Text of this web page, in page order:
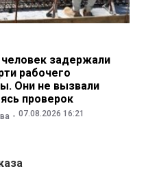
человек задержали
рабочего
Они не вызвали
проверок
07.08.2026 16:21